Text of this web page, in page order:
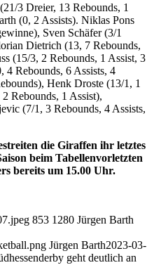
3 Dreier, 13 Rebounds, 1
(0, 2 Assists). Niklas Pons
Sven Schäfer (3/1
Dietrich (13, 7 Rebounds,
(15/3, 2 Rebounds, 1 Assist, 3
Rebounds, 6 Assists, 4
Henk Droste (13/1, 1
Rebounds, 1 Assist),
(7/1, 3 Rebounds, 4 Assists,
die Giraffen ihr letztes
beim Tabellenvorletzten
bereits um 15.00 Uhr.
853 1280 Jürgen Barth
Jürgen Barth2023-03-
geht deutlich an